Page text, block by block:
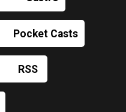
Pocket Casts
RSS